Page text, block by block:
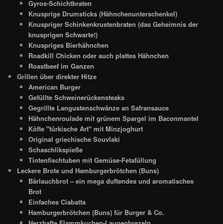
Gyros-Schichtbraten
Knusprige Drumsticks (Hähnchenunterschenkel)
Knuspriger Schinkenkrustenbraten (das Geheimnis der
knusprigen Schwarte!)
Knuspriges Bierhähnchen
Roadkill Chicken oder auch plattes Hähnchen
Roastbeef im Ganzen
Grillen über direkter Hitze
American Burger
Gefüllte Schweinerückensteaks
Gegrillte Langustenschwänze an Safransauce
Hähnchenroulade mit grünem Spargel im Baconmantel
Köfte "türkische Art" mit Minzjoghurt
Original griechische Souvlaki
Schaschlikspieße
Tintenfischtuben mit Gemüse-Fetafüllung
Leckere Brote und Hamburgerbrötchen (Buns)
Bärlauchbrot – ein mega duftendes und aromatisches
Brot
Einfaches Ciabatta
Hamburgerbrötchen (Buns) für Burger & Co.